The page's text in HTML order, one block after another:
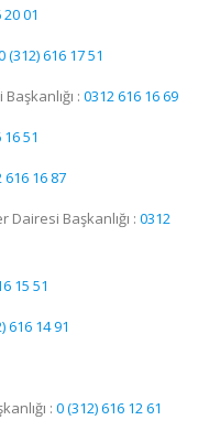
01
(312) 616 17 51
: 0312 616 16 69
51
616 16 87
Başkanlığı : 0312
15 51
616 14 91
: 0 (312) 616 12 61